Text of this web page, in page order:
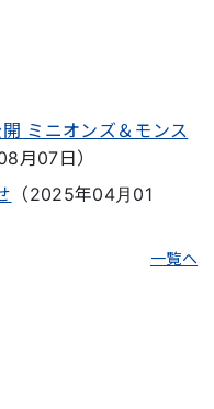
ミニオンズ＆モンス
月07日
2025年04月01
一覧へ